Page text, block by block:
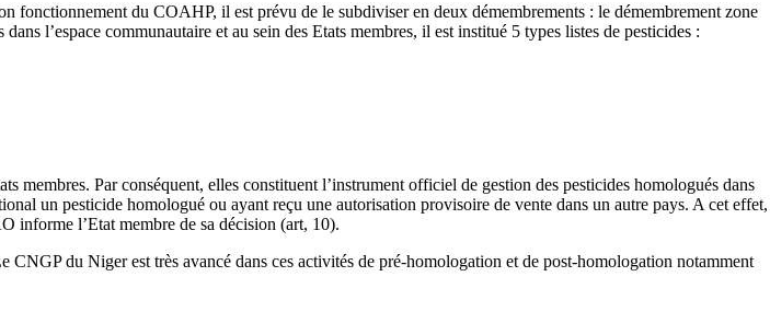
du COAHP, il est prévu de le subdiviser en deux démembrements : le démembrement zone
l’espace communautaire et au sein des Etats membres, il est institué 5 types listes de pesticides :
membres. Par conséquent, elles constituent l’instrument officiel de gestion des pesticides homologués dans
un pesticide homologué ou ayant reçu une autorisation provisoire de vente dans un autre pays. A cet effet,
informe l’Etat membre de sa décision (art, 10).
du Niger est très avancé dans ces activités de pré-homologation et de post-homologation notamment